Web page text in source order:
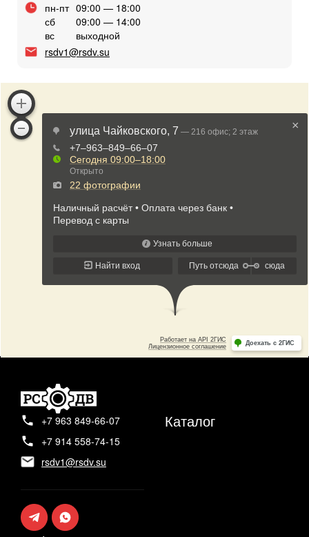
пн-пт 09:00 — 18:00
сб
09:00 — 14:00
вс
выходной
rsdv1@rsdv.su
+7 963 849-66-07
+7 914 558-74-15
rsdv1@rsdv.su
Каталог